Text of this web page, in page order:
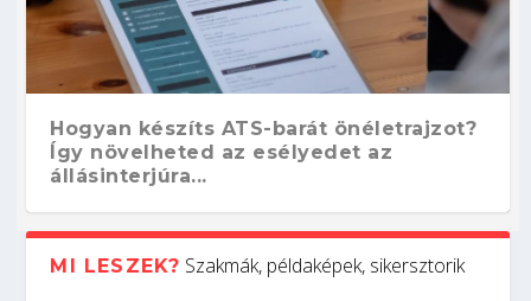
Hogyan készíts ATS-barát önéletrajzot?
Így növelheted az esélyedet az
állásinterjúra...
MI LESZEK? Szakmák, példaképek, sikersztorik